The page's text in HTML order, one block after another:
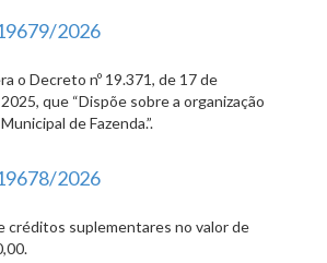
2026
o Decreto nº 19.371, de 17 de
que “Dispõe sobre a organização
de Fazenda.”.
2026
créditos suplementares no valor de